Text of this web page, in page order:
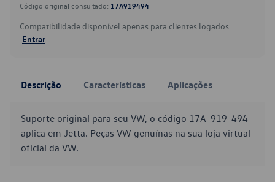
Código original consultado: 17A919494
Compatibilidade disponível apenas para clientes logados.
Entrar
Descrição Características Aplicações
Suporte original para seu VW, o código 17A-919-494
aplica em Jetta. Peças VW genuínas na sua loja virtual
oficial da VW.